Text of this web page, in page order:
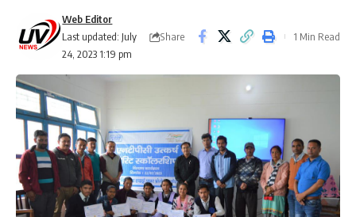
Last updated: July
24, 2023 1:19 pm
Web Editor
Share
1 Min Read